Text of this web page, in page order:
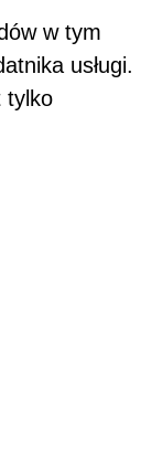
w tym
usługi.
tylko